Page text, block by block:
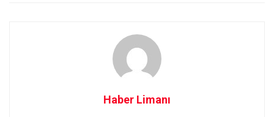
Haber Limanı